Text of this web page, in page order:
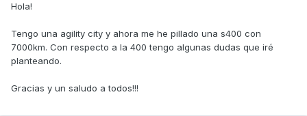
Hola!
Tengo una agility city y ahora me he pillado una s400 con
7000km. Con respecto a la 400 tengo algunas dudas que iré
planteando.
Gracias y un saludo a todos!!!